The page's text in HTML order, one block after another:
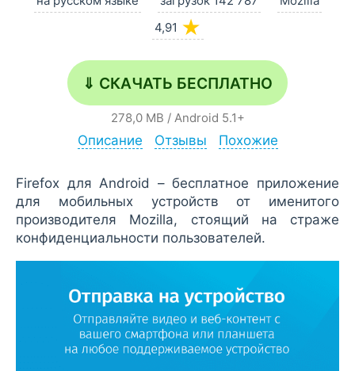
4,91 ★
⇓ СКАЧАТЬ БЕСПЛАТНО
278,0 MB / Android 5.1+
Описание Отзывы Похожие
Firefox для Android – бесплатное приложение
для мобильных устройств от именитого
производителя Mozilla, стоящий на страже
конфиденциальности пользователей.